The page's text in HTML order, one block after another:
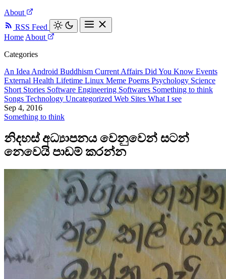
About
RSS Feed
Home About
Categories
An Idea Android Buddhism Current Affairs Did You Know Events
External Health Lifetime Linux Meme Poems Psychology Science
Short Stories Software Engineering Softwares Something to think
Songs Technology Uncategorized Web Sites What I see
Sep 4, 2016
Something to think
නිදහස් අධ්‍යාපනය වෙනුවෙන් සටන්
නෙවෙයි පාඩම් කරන්න